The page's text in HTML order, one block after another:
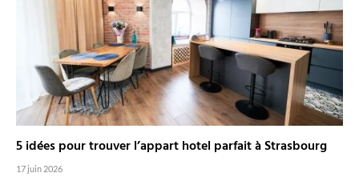
5 idées pour trouver l’appart hotel parfait à Strasbourg
17 juin 2026